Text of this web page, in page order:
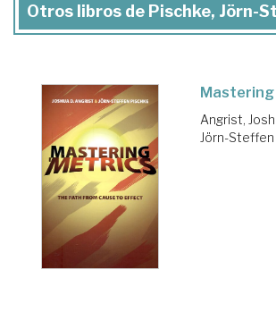
Otros libros de Pischke, Jörn-
Angrist,
Jörn-Steffen